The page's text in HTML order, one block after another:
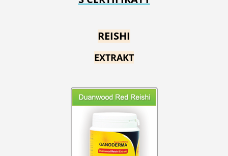
REISHI
EXTRAKT